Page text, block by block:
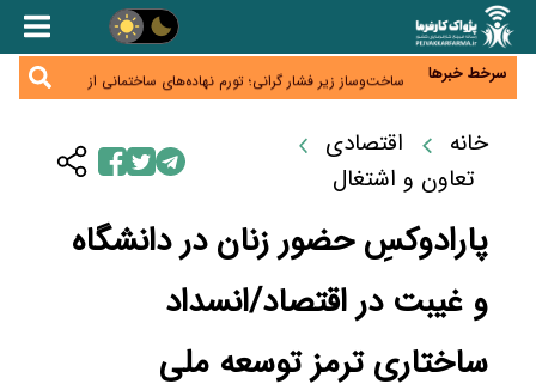
سرخط خبرها
هشدار بانک مرکزی درباره اعتباردهی دیجیتال؛ «الان بخر،
بعداً پرداخت کن» زیر ذره‌بین ریسک بدهی
برق واحدهای تولیدی بدهکار فعلاً قطع نمی‌شود
ساخت‌وساز زیر فشار گرانی؛ تورم نهاده‌های ساختمانی از
۱۰۶ درصد گذشت
با افزایش اعتبار ممکن نیست؟
احراز سکونت مشمولان کالابرگ آغاز شد؛ مهلت تا پایان
شهریور
خانه
اقتصادی
تعاون و اشتغال
پارادوکسِ حضور زنان در دانشگاه
و غیبت در اقتصاد/انسداد
ساختاری ترمز توسعه ملی